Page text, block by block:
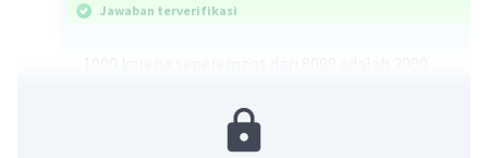
Jawaban terverifikasi
Jadi setengah dari seperempat dari 8000 adalah